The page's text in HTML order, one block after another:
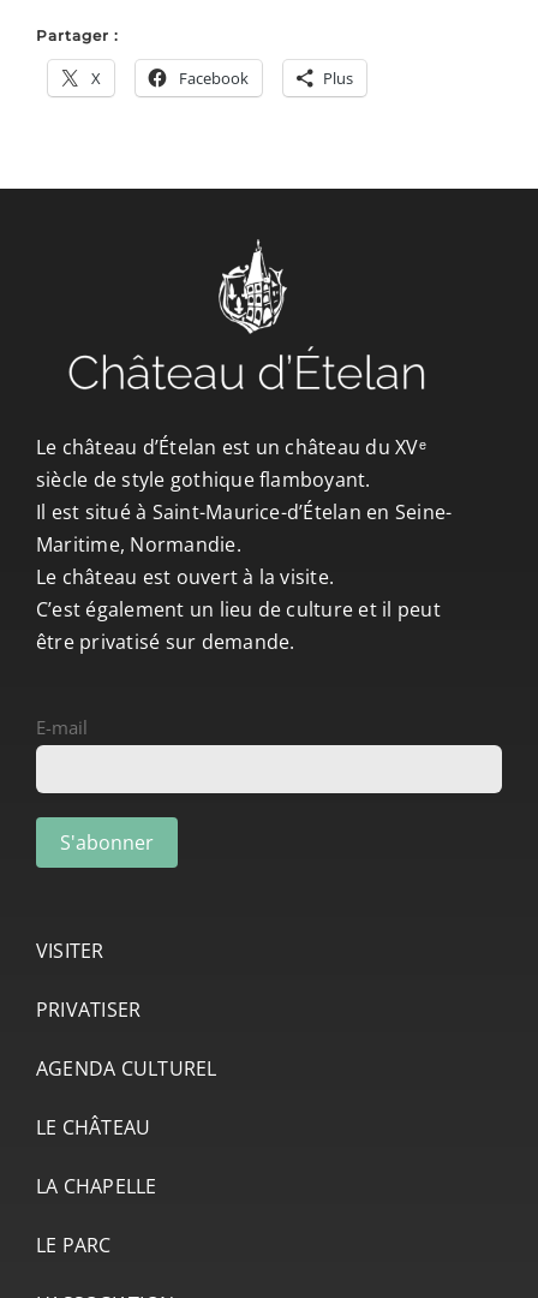
Partager :
X Facebook Plus
Le château d’Ételan est un château du XVᵉ
siècle de style gothique flamboyant.
Il est situé à Saint-Maurice-d’Ételan en Seine-
Maritime, Normandie.
Le château est ouvert à la visite.
C’est également un lieu de culture et il peut
être privatisé sur demande.
E-mail
VISITER
PRIVATISER
AGENDA CULTUREL
LE CHÂTEAU
LA CHAPELLE
LE PARC